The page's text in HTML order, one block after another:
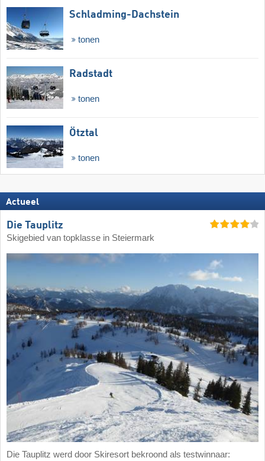
Schladming-Dachstein
tonen
Radstadt
tonen
Ötztal
tonen
Actueel
Die Tauplitz
Skigebied van topklasse in Steiermark
Die Tauplitz werd door Skiresort bekroond als testwinnaar: